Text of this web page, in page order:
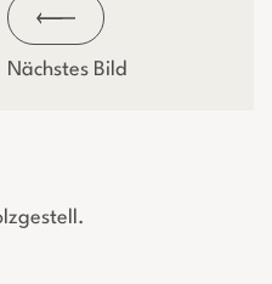
Nächstes Bild